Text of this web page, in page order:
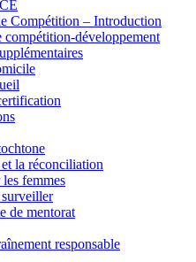
Compétition – Introduction
compétition-développement
la réconciliation
femmes
surveiller
de mentorat
responsable